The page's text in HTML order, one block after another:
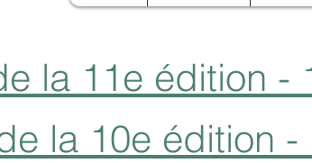
la 11e édition -
la 10e édition -